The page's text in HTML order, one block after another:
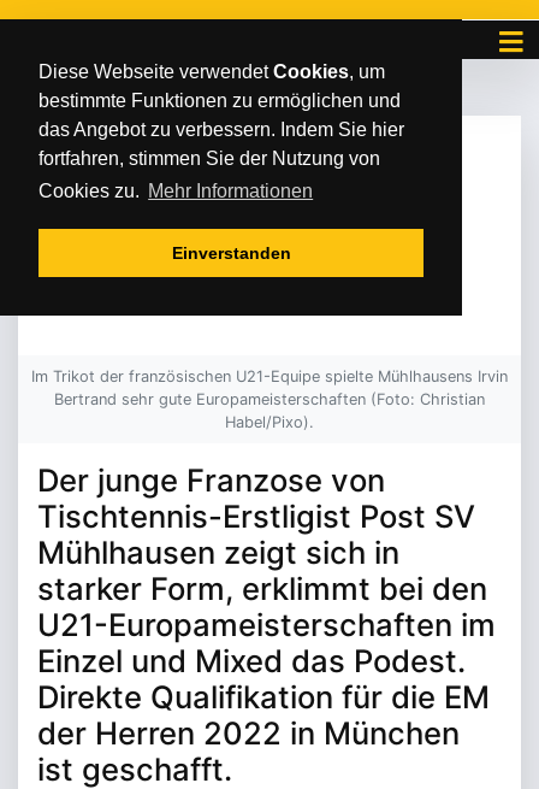
Diese Webseite verwendetCookies, um
bestimmte Funktionen zu ermöglichen und
das Angebot zu verbessern. Indem Sie hier
fortfahren, stimmen Sie der Nutzung von
Cookies zu. Mehr Informationen
Einverstanden
MITTWOCH November 2021
IRVIN BERTRAND
EROBERT ZWEIMAL
BRONZE
Im Trikot der französischen U21-Equipe spielte Mühlhausens Irvin
Bertrand sehr gute Europameisterschaften (Foto: Christian
Habel/Pixo).
Der junge Franzose von
Tischtennis-Erstligist Post SV
Mühlhausen zeigt sich in
starker Form, erklimmt bei den
U21-Europameisterschaften im
Einzel und Mixed das Podest.
Direkte Qualifikation für die EM
der Herren 2022 in München
ist geschafft.